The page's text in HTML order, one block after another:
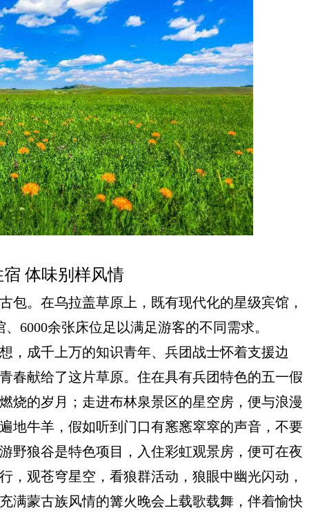
体味别样风情
包。在乌拉盖草原上，既有现代化的星级宾馆，
6000余张床位足以满足游客的不同需求。
，成千上万的知识青年、兵团战士怀着支援边
春献给了这片草原。住在具有兵团特色的五一假
烧的岁月；走进布林泉景区的星空房，便与浪漫
地牛羊，假如听到门口有窸窸窣窣的声音，不要
野狼谷是特色项目，入住彩虹观景房，便可在夜
，观苍穹星空，看狼群活动，狼眼中幽光闪动，
满蒙古族风情的篝火晚会上载歌载舞，伴着愉快